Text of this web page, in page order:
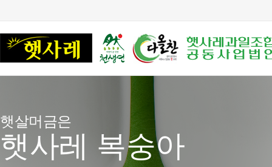
햇살머금은
햇사레 복숭아